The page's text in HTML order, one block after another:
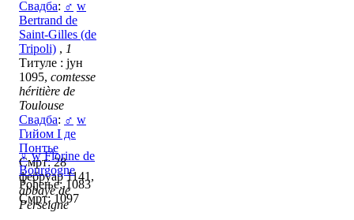
Свадба: ♂ w
Bertrand de
Saint-Gilles (de
Tripoli) , 1
Титуле : јун
1095, comtesse
héritière de
Toulouse
Свадба: ♂ w
Гийом I де
Понтье
Смрт: 28
фебруар 1141,
abbaye de
Perseigne
♀ w Florine de
Bourgogne
Рођење: 1083
Смрт: 1097